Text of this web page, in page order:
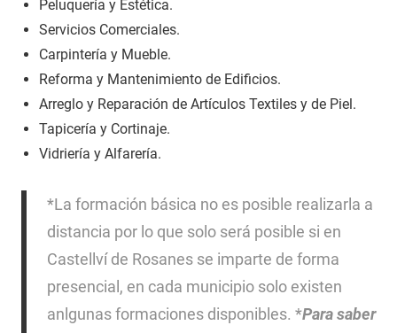
Peluquería y Estética.
Servicios Comerciales.
Carpintería y Mueble.
Reforma y Mantenimiento de Edificios.
Arreglo y Reparación de Artículos Textiles y de Piel.
Tapicería y Cortinaje.
Vidriería y Alfarería.
*La formación básica no es posible realizarla a
distancia por lo que solo será posible si en
Castellví de Rosanes se imparte de forma
presencial, en cada municipio solo existen
anlgunas formaciones disponibles. *Para saber